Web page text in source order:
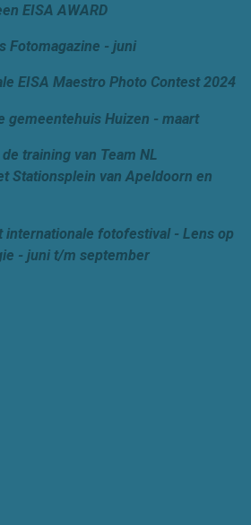
EISA AWARD
Fotomagazine - juni
EISA Maestro Photo Contest 2024
gemeentehuis Huizen - maart
training van Team NL
Stationsplein van Apeldoorn en
internationale fotofestival - Lens op
- juni t/m september